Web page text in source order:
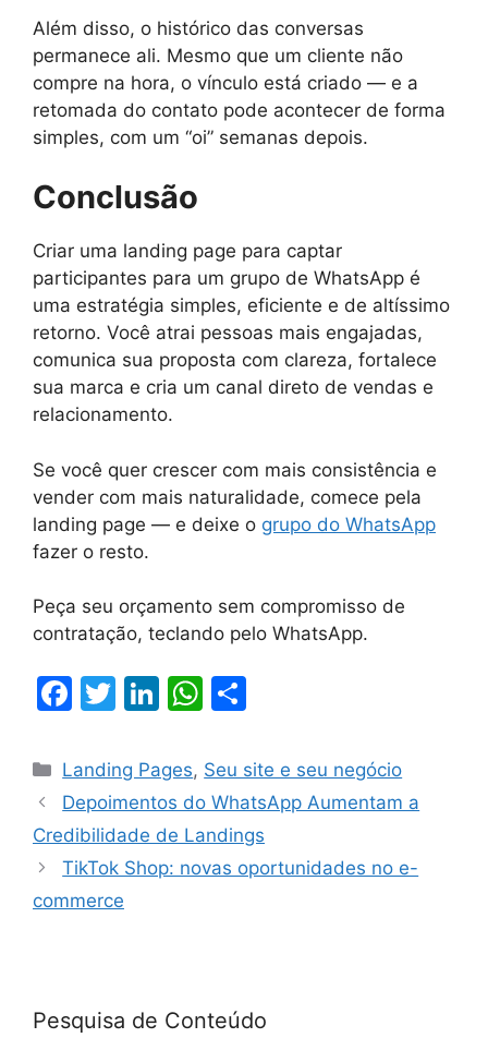
Além disso, o histórico das conversas
permanece ali. Mesmo que um cliente não
compre na hora, o vínculo está criado — e a
retomada do contato pode acontecer de forma
simples, com um “oi” semanas depois.
Conclusão
Criar uma landing page para captar
participantes para um grupo de WhatsApp é
uma estratégia simples, eficiente e de altíssimo
retorno. Você atrai pessoas mais engajadas,
comunica sua proposta com clareza, fortalece
sua marca e cria um canal direto de vendas e
relacionamento.
Se você quer crescer com mais consistência e
vender com mais naturalidade, comece pela
landing page — e deixe o grupo do WhatsApp
fazer o resto.
Peça seu orçamento sem compromisso de
contratação, teclando pelo WhatsApp.
F
c
e
b
o
o
T
itt
er
Li
k
e
dI
n
W
at
s
A
p
ar
e
Landing Pages, Seu site e seu negócio
Depoimentos do WhatsApp Aumentam a
Credibilidade de Landings
TikTok Shop: novas oportunidades no e-
commerce
Pesquisa de Conteúdo